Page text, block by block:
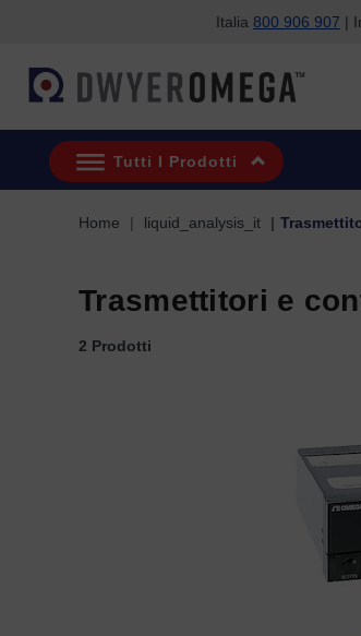
Italia 800 906 907 |
Tutti I Prodotti
Home liquid_analysis_it
Trasmettitori e
2 Prodotti